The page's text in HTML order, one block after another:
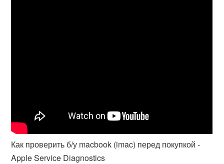
Как проверить б/у macbook (imac) перед покупкой -
Apple Service Diagnostics